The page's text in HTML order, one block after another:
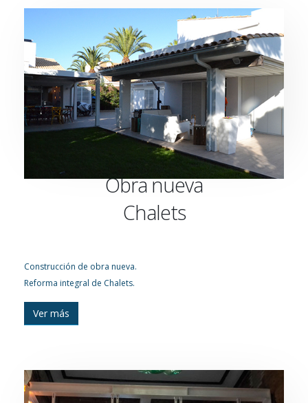
Obra nueva
Chalets
Construcción de obra nueva.
Reforma integral de Chalets.
Ver más